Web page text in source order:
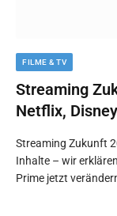
FILME & TV
Streaming
Netflix,
Streaming Zukunft
Inhalte – wir
Prime jetzt